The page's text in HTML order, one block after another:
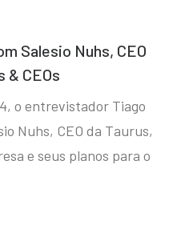
Salesio Nuhs, CEO
& CEOs
o entrevistador Tiago
Nuhs, CEO da Taurus,
e seus planos para o